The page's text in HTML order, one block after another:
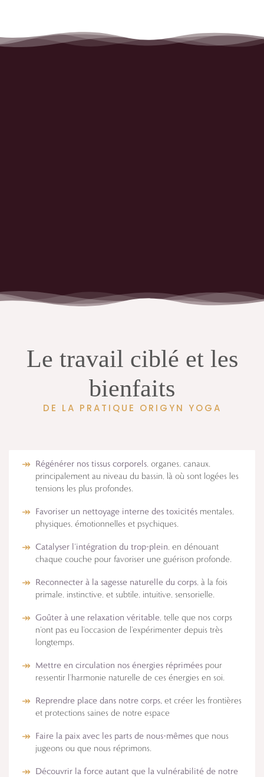
Le travail ciblé et les
bienfaits
DE LA PRATIQUE ORIGYN YOGA
Régénérer nos tissus corporels, organes, canaux,
principalement au niveau du bassin, là où sont logées les
tensions les plus profondes.
Favoriser un nettoyage interne des toxicitésmentales,
physiques, émotionnelles et psychiques.
Catalyser l’intégration du trop-plein, en dénouant
chaque couche pour favoriser une guérison profonde.
Reconnecter à la sagesse naturelle du corps, à la fois
primale, instinctive, et subtile, intuitive, sensorielle.
Goûter à une relaxation véritable, telle que nos corps
n’ont pas eu l’occasion de l’expérimenter depuis très
longtemps.
Mettre en circulation nos énergies répriméespour
ressentir l’harmonie naturelle de ces énergies en soi.
Reprendre place dans notre corps,et créer les frontières
et protections saines de notre espace
Faire la paix avec les parts de nous-mêmesque nous
jugeons ou que nous réprimons.
Découvrir la force autant que la vulnérabilité de notre